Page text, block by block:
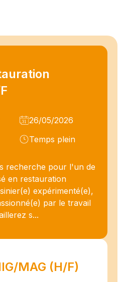
26/05/2026
Temps plein
recherche pour l'un de
en restauration
expérimenté(e),
par le travail
s...
MAG (H/F)